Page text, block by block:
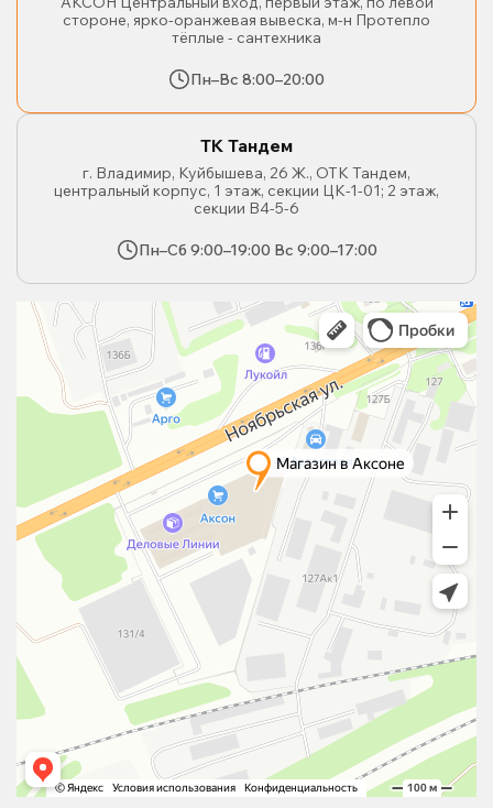
стороне, ярко-оранжевая вывеска, м-н Протепло
тёплые - сантехника
Пн–Вс 8:00–20:00
ТК Тандем
г. Владимир, Куйбышева, 26 Ж., ОТК Тандем,
центральный корпус, 1 этаж, секции ЦК-1-01; 2 этаж,
секции В4-5-6
Пн–Сб 9:00–19:00 Вс 9:00–17:00